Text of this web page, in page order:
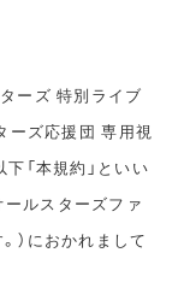
ーズ 特別ライブ
ーズ応援団 専用視
「本規約」といい
ールスターズファ
）におかれまして